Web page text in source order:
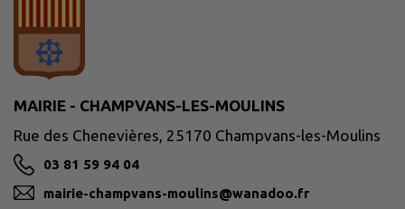
MAIRIE - CHAMPVANS-LES-MOULINS
Rue des Chenevières, 25170 Champvans-les-Moulins
03 81 59 94 04
mairie-champvans-moulins@wanadoo.fr